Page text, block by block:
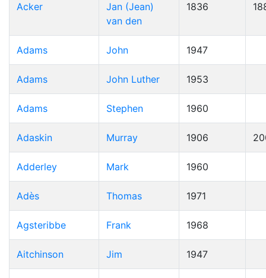
Acker
Jan (Jean)
van den
1836
Adams John 1947
Adams John Luther 1953
Adams Stephen 1960
Adaskin Murray 1906
Adderley Mark 1960
Adès Thomas 1971
Agsteribbe Frank 1968
Aitchinson Jim 1947